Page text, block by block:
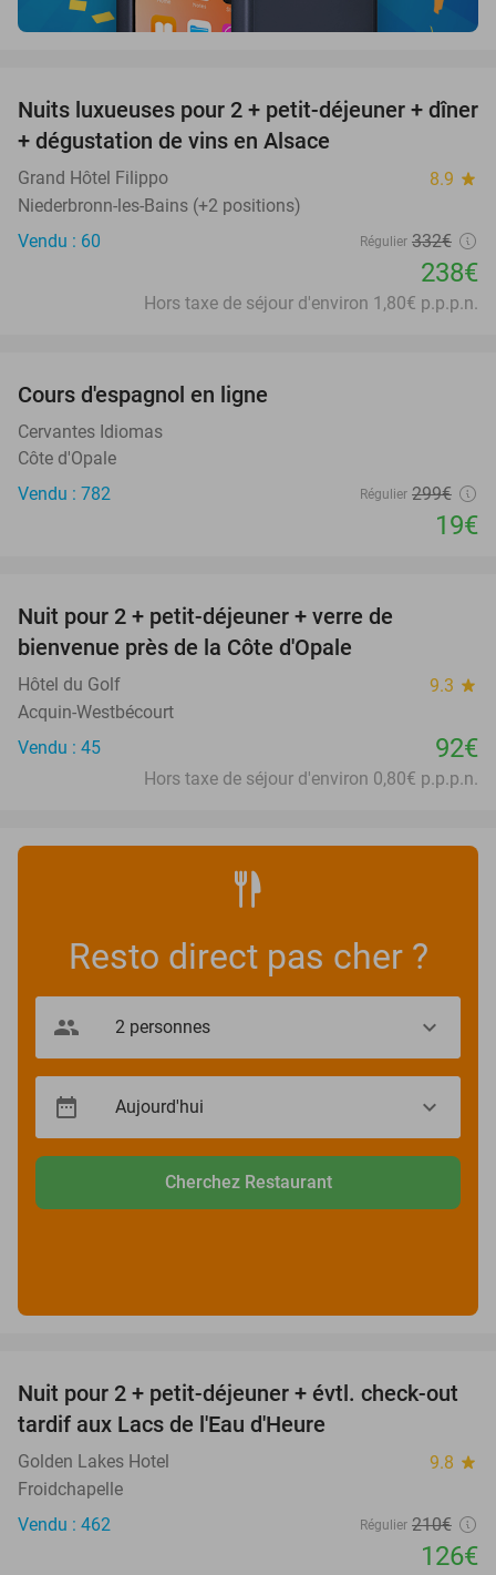
28%
Nuits luxueuses pour 2 + petit-déjeuner + dîner
+ dégustation de vins en Alsace
Grand Hôtel Filippo 8.9 star
Niederbronn-les-Bains (+2 positions)
Vendu : 60
Régulier 332€
238€
Hors taxe de séjour d'environ 1,80€ p.p.p.n.
Cours d'espagnol en ligne
Cervantes Idiomas
Côte d'Opale
Vendu : 782
Régulier 299€
19€
Nuit pour 2 + petit-déjeuner + verre de
bienvenue près de la Côte d'Opale
Hôtel du Golf 9.3 star
Acquin-Westbécourt
Vendu : 45
92€
Hors taxe de séjour d'environ 0,80€ p.p.p.n.
Resto direct pas cher ?
Cherchez Restaurant
40%
Nuit pour 2 + petit-déjeuner + évtl. check-out
tardif aux Lacs de l'Eau d'Heure
Golden Lakes Hotel 9.8 star
Froidchapelle
Vendu : 462
Régulier 210€
126€